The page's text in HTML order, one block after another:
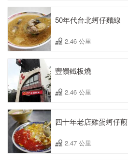
50年代台北蚵仔麵線
2.46 公里
豐饡鐵板燒
2.46 公里
四十年老店雞蛋蚵仔煎
2.47 公里